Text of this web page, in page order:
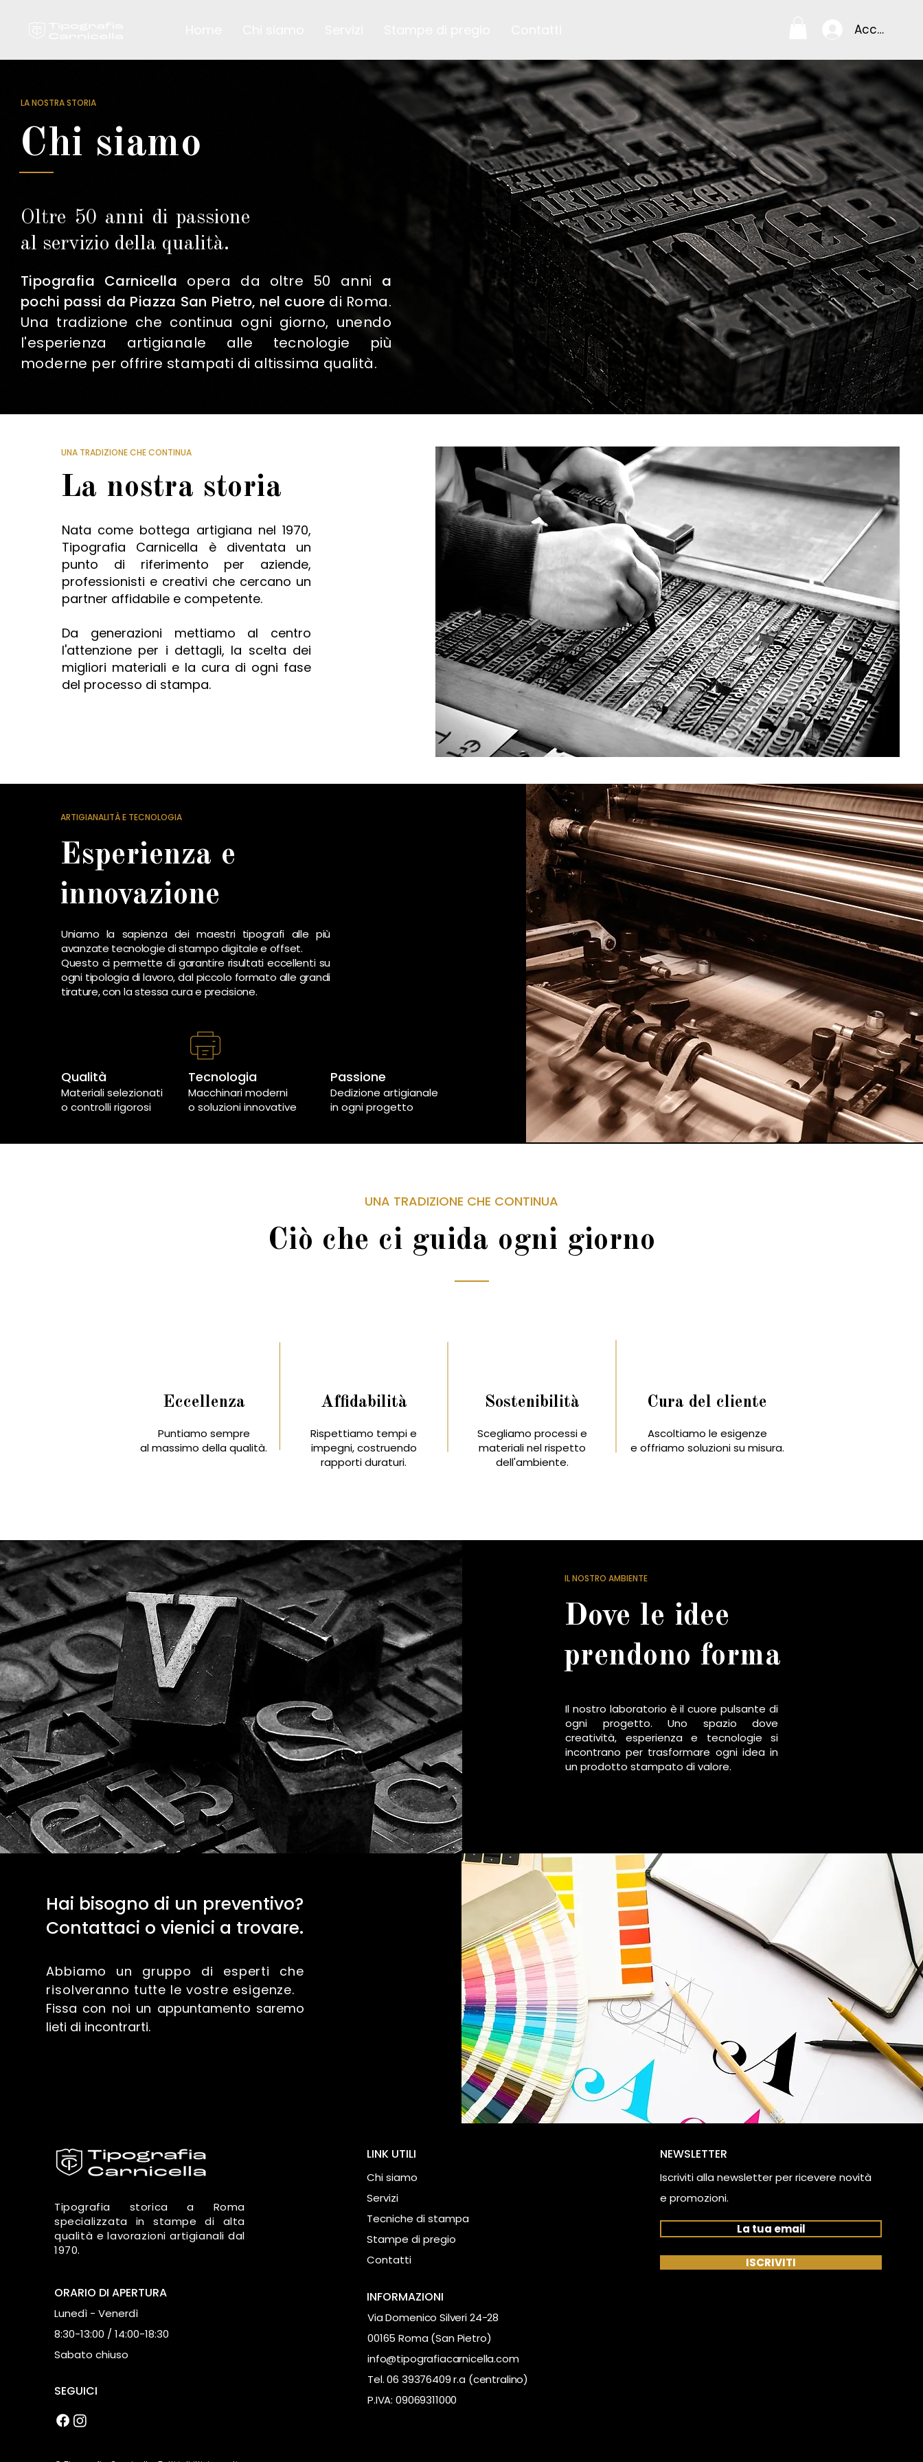
Accedi
LA NOSTRA STORIA
Chi siamo
Oltre 50 anni di passione
al servizio della qualità.
Tipografia Carnicella opera da oltre 50 anni a
pochi passi da Piazza San Pietro, nel cuore di Roma.
Una tradizione che continua ogni giorno, unendo
l'esperienza artigianale alle tecnologie più
moderne per offrire stampati di altissima qualità.
UNA TRADIZIONE CHE CONTINUA
La nostra storia
Nata come bottega artigiana nel 1970,
Tipografia Carnicella è diventata un
punto di riferimento per aziende,
professionisti e creativi che cercano un
partner affidabile e competente.
Da generazioni mettiamo al centro
l'attenzione per i dettagli, la scelta dei
migliori materiali e la cura di ogni fase
del processo di stampa.
ARTIGIANALITÀ E TECNOLOGIA
Esperienza e
innovazione
Uniamo la sapienza dei maestri tipografi alle più
avanzate tecnologie di stampo digitale e offset.
Questo ci permette di garantire risultati eccellenti su
ogni tipologia di lavoro, dal piccolo formato alle grandi
tirature, con la stessa cura e precisione.
Qualità
Materiali selezionati
o controlli rigorosi
Tecnologia
Macchinari moderni
o soluzioni innovative
Passione
Dedizione artigianale
in ogni progetto
UNA TRADIZIONE CHE CONTINUA
Ciò che ci guida ogni giorno
Eccellenza Affidabilità Sostenibilità Cura del cliente
Puntiamo sempre
al massimo della qualità.
Rispettiamo tempi e
impegni, costruendo
rapporti duraturi.
Scegliamo processi e
materiali nel rispetto
dell'ambiente.
Ascoltiamo le esigenze
e offriamo soluzioni su misura.
IL NOSTRO AMBIENTE
Dove le idee
prendono forma
Il nostro laboratorio è il cuore pulsante di
ogni progetto. Uno spazio dove
creatività, esperienza e tecnologie si
incontrano per trasformare ogni idea in
un prodotto stampato di valore.
Hai bisogno di un preventivo?
Contattaci o vienici a trovare.
Abbiamo un gruppo di esperti che
risolveranno tutte le vostre esigenze.
Fissa con noi un appuntamento saremo
lieti di incontrarti.
Tipografia storica a Roma
specializzata in stampe di alta
qualità e lavorazioni artigianali dal
1970.
ORARIO DI APERTURA
Lunedì - Venerdì
8:30-13:00 / 14:00-18:30
Sabato chiuso
SEGUICI
LINK UTILI
Chi siamo
Servizi
Tecniche di stampa
Stampe di pregio
Contatti
INFORMAZIONI
Via Domenico Silveri 24-28
00165 Roma (San Pietro)
info@tipografiacarnicella.com
Tel. 06 39376409 r.a (centralino)
P.IVA: 09069311000
NEWSLETTER
Iscriviti alla newsletterper ricevere novità
e promozioni.
La tua email
ISCRIVITI